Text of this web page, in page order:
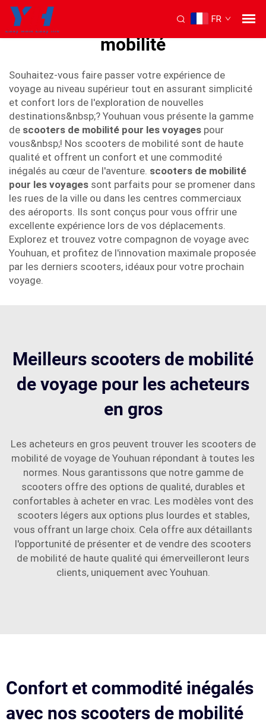
FR
Trottinette de voyage pour la
mobilité
Souhaitez-vous faire passer votre expérience de
voyage au niveau supérieur tout en assurant simplicité
et confort lors de l'exploration de nouvelles
destinations&nbsp;? Youhuan vous présente la gamme
de scooters de mobilité pour les voyages pour
vous&nbsp;! Nos scooters de mobilité sont de haute
qualité et offrent un confort et une commodité
inégalés au cœur de l'aventure. scooters de mobilité
pour les voyages sont parfaits pour se promener dans
les rues de la ville ou dans les centres commerciaux
des aéroports. Ils sont conçus pour vous offrir une
excellente expérience lors de vos déplacements.
Explorez et trouvez votre compagnon de voyage avec
Youhuan, et profitez de l'innovation maximale proposée
par les derniers scooters, idéaux pour votre prochain
voyage.
Meilleurs scooters de mobilité
de voyage pour les acheteurs
en gros
Les acheteurs en gros peuvent trouver les scooters de
mobilité de voyage de Youhuan répondant à toutes les
normes. Nous garantissons que notre gamme de
scooters offre des options de qualité, durables et
confortables à acheter en vrac. Les modèles vont des
scooters légers aux options plus lourdes et stables,
vous offrant un large choix. Cela offre aux détaillants
l'opportunité de présenter et de vendre des scooters
de mobilité de haute qualité qui émerveilleront leurs
clients, uniquement avec Youhuan.
Confort et commodité inégalés
avec nos scooters de mobilité